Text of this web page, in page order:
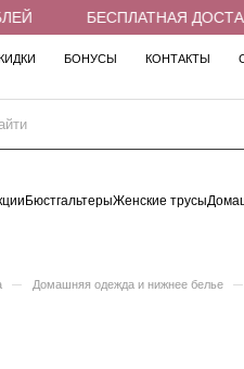
БЕСПЛАТНАЯ
БОНУСЫ КОНТАКТЫ
БюстгальтерыЖенские трусы
– Домашняя одежда и нижнее белье –